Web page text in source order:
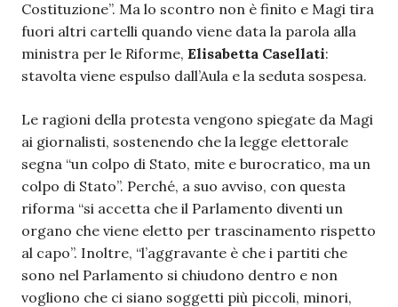
Costituzione”. Ma lo scontro non è finito e Magi tira
fuori altri cartelli quando viene data la parola alla
ministra per le Riforme, Elisabetta Casellati:
stavolta viene espulso dall’Aula e la seduta sospesa.
Le ragioni della protesta vengono spiegate da Magi
ai giornalisti, sostenendo che la legge elettorale
segna “un colpo di Stato, mite e burocratico, ma un
colpo di Stato”. Perché, a suo avviso, con questa
riforma “si accetta che il Parlamento diventi un
organo che viene eletto per trascinamento rispetto
al capo”. Inoltre, “l’aggravante è che i partiti che
sono nel Parlamento si chiudono dentro e non
vogliono che ci siano soggetti più piccoli, minori,